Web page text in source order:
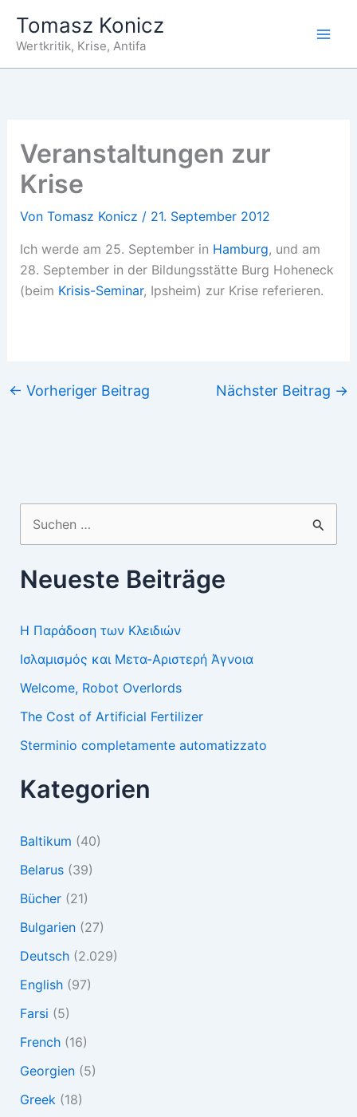
Inhalt
springen
Tomasz Konicz
Wertkritik, Krise, Antifa
Veranstaltungen zur
Krise
Von Tomasz Konicz / 21. September 2012
Ich werde am 25. September in Hamburg, und am
28. September in der Bildungsstätte Burg Hoheneck
(beim Krisis-Seminar, Ipsheim) zur Krise referieren.
← Vorheriger Beitrag Nächster Beitrag →
nach:
Neueste Beiträge
Η Παράδοση των Κλειδιών
Ισλαμισμός και Μετα-Αριστερή Άγνοια
Welcome, Robot Overlords
The Cost of Artificial Fertilizer
Sterminio completamente automatizzato
Kategorien
Baltikum (40)
Belarus(39)
Bücher(21)
Bulgarien(27)
Deutsch(2.029)
English(97)
Farsi (5)
French(16)
Georgien(5)
Greek (18)